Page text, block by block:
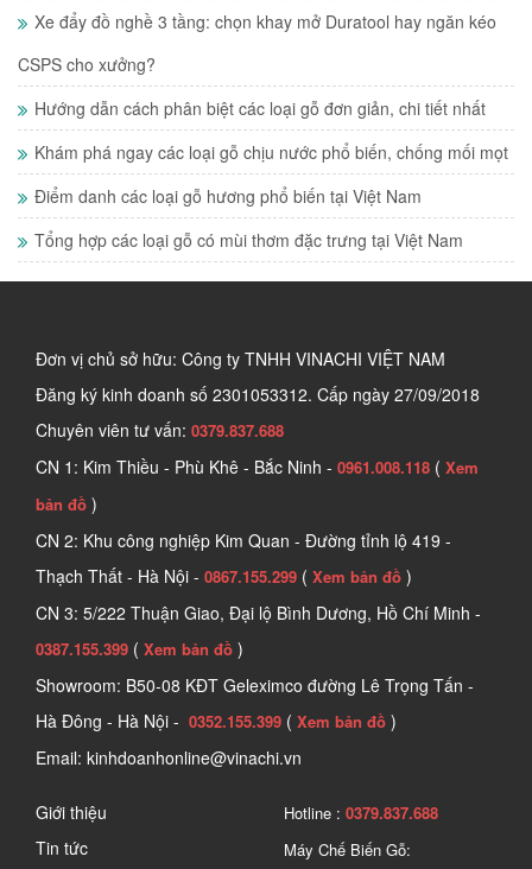
Xe đẩy đồ nghề 3 tầng: chọn khay mở Duratool hay ngăn kéo
CSPS cho xưởng?
Hướng dẫn cách phân biệt các loại gỗ đơn giản, chi tiết nhất
Khám phá ngay các loại gỗ chịu nước phổ biến, chống mối mọt
Điểm danh các loại gỗ hương phổ biến tại Việt Nam
Tổng hợp các loại gỗ có mùi thơm đặc trưng tại Việt Nam
Đơn vị chủ sở hữu: Công ty TNHH VINACHI VIỆT NAM
Đăng ký kinh doanh số 2301053312. Cấp ngày 27/09/2018
Chuyên viên tư vấn: 0379.837.688
CN 1: Kim Thiều - Phù Khê - Bắc Ninh - 0961.008.118 ( Xem
bản đồ )
CN 2: Khu công nghiệp Kim Quan - Đường tỉnh lộ 419 -
Thạch Thất - Hà Nội - 0867.155.299 ( Xem bản đồ )
CN 3: 5/222 Thuận Giao, Đại lộ Bình Dương, Hồ Chí Minh -
0387.155.399 ( Xem bản đồ )
Showroom: B50-08 KĐT Geleximco đường Lê Trọng Tấn -
Hà Đông - Hà Nội - 0352.155.399 ( Xem bản đồ )
Email: kinhdoanhonline@vinachi.vn
Giới thiệu
Tin tức
Hotline : 0379.837.688
Máy Chế Biến Gỗ: